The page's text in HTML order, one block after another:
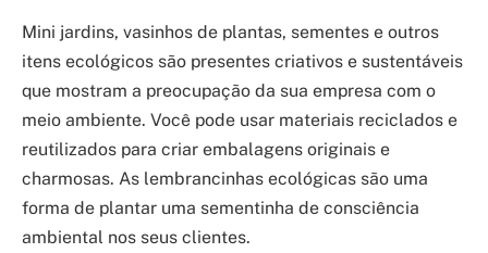
Mini jardins, vasinhos de plantas, sementes e outros
itens ecológicos são presentes criativos e sustentáveis
que mostram a preocupação da sua empresa com o
meio ambiente. Você pode usar materiais reciclados e
reutilizados para criar embalagens originais e
charmosas. As lembrancinhas ecológicas são uma
forma de plantar uma sementinha de consciência
ambiental nos seus clientes.